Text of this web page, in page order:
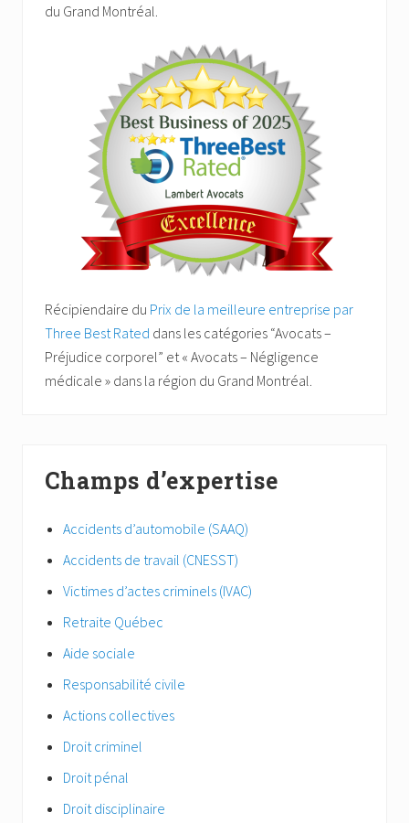
du Grand Montréal.
Récipiendaire du Prix de la meilleure entreprise par
Three Best Rated dans les catégories “Avocats –
Préjudice corporel” et « Avocats – Négligence
médicale » dans la région du Grand Montréal.
Champs d’expertise
Accidents d’automobile (SAAQ)
Accidents de travail (CNESST)
Victimes d’actes criminels (IVAC)
Retraite Québec
Aide sociale
Responsabilité civile
Actions collectives
Droit criminel
Droit pénal
Droit disciplinaire